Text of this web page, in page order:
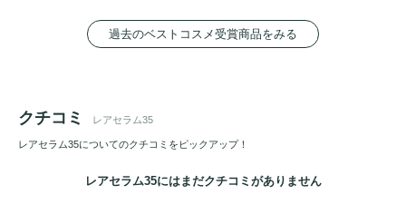
キメが整い、自らうるおい を抱え込むことのできる真に健や
「一人でも多くの肌悩みに寄り添いたい」。20万人以上の肌
スキンケアブランド「FLALU」が誕生しました。
過去のベストコスメ受賞商品をみる
クチコミ レアセラム35
レアセラム35についてのクチコミをピックアップ！
レアセラム35にはまだクチコミがありません